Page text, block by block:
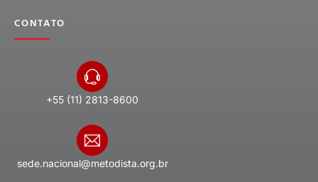
CONTATO
+55 (11) 2813-8600
sede.nacional@metodista.org.br